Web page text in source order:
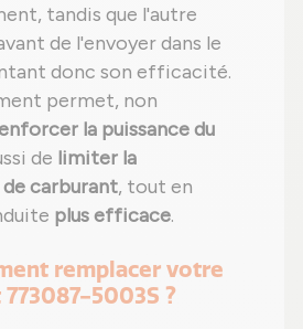
tandis que l'autre
de l'envoyer dans le
donc son efficacité.
permet, non
la puissance du
de limiter la
carburant, tout en
plus efficace.
remplacer votre
5003S ?